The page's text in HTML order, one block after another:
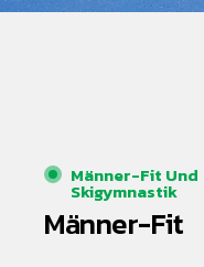
Männer-Fit Und
Skigymnastik​
Männer-Fit